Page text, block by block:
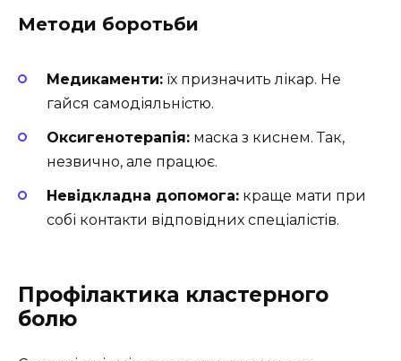
Методи боротьби
Медикаменти: їх призначить лікар. Не
гайся самодіяльністю.
Оксигенотерапія: маска з киснем. Так,
незвично, але працює.
Невідкладна допомога: краще мати при
собі контакти відповідних спеціалістів.
Профілактика кластерного
болю